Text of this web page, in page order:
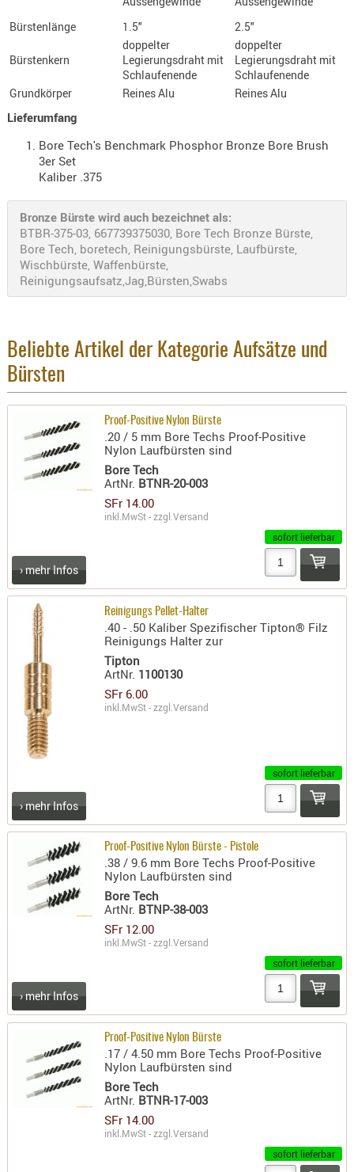
- single
KITS
TRAGE-,
UND
REINIGER
ABZÜGE
BASEN -
CHASSIS
GRIFFE
MAGAZINE
RAILS
SPUHR -
Bürstenlänge
1.5" 2.5"
Bürstenkern
doppelter
Legierungsdraht mit
Schlaufenende
doppelter
Legierungsdraht mit
Schlaufenende
Grundkörper
Reines Alu Reines Alu
Lieferumfang
Bore Tech's Benchmark Phosphor Bronze Bore Brush
3er Set
Kaliber .375
Bronze Bürste wird auch bezeichnet als:
BTBR-375-03, 667739375030, Bore Tech Bronze Bürste,
Bore Tech, boretech, Reinigungsbürste, Laufbürste,
Wischbürste, Waffenbürste,
Reinigungsaufsatz,Jag,Bürsten,Swabs
Beliebte Artikel der Kategorie Aufsätze und
Bürsten
Proof-Positive Nylon Bürste
.20 / 5 mm Bore Techs Proof-Positive
Nylon Laufbürsten sind
Bore Tech
ArtNr. BTNR-20-003
SFr 14.00
inkl.MwSt - zzgl.Versand
sofort lieferbar
› mehr Infos
Reinigungs Pellet-Halter
.40 - .50 Kaliber Spezifischer Tipton® Filz
Reinigungs Halter zur
Tipton
ArtNr. 1100130
SFr 6.00
inkl.MwSt - zzgl.Versand
sofort lieferbar
› mehr Infos
Proof-Positive Nylon Bürste - Pistole
.38 / 9.6 mm Bore Techs Proof-Positive
Nylon Laufbürsten sind
Bore Tech
ArtNr. BTNP-38-003
SFr 12.00
inkl.MwSt - zzgl.Versand
sofort lieferbar
› mehr Infos
Proof-Positive Nylon Bürste
.17 / 4.50 mm Bore Techs Proof-Positive
Nylon Laufbürsten sind
Bore Tech
ArtNr. BTNR-17-003
SFr 14.00
inkl.MwSt - zzgl.Versand
sofort lieferbar